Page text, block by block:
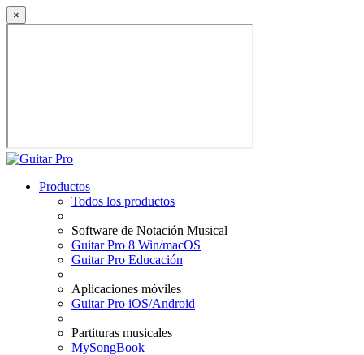
×
Productos
Todos los productos
Software de Notación Musical
Guitar Pro 8 Win/macOS
Guitar Pro Educación
Aplicaciones móviles
Guitar Pro iOS/Android
Partituras musicales
MySongBook